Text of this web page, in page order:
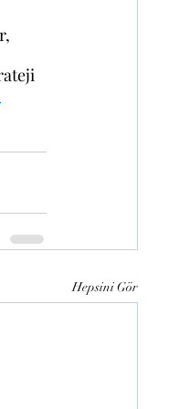
Hepsini Gör